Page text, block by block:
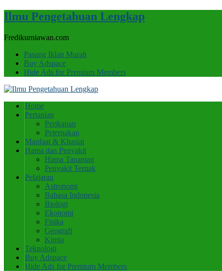
Ilmu Pengetahuan Lengkap
Fredikurniawan.com
Pasang Iklan Murah
Buy Adspace
Hide Ads for Premium Members
Home
Pertanian
Perikanan
Peternakan
Manfaat & Khasiat
Hama dan Penyakit
Hama Tanaman
Penyakit Ternak
Pelajaran
Astronomi
Bahasa Indonesia
Biologi
Ekonomi
Fisika
Geografi
Kimia
Teknologi
Buy Adspace
Hide Ads for Premium Members